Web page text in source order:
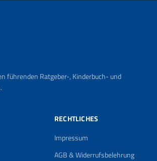
führenden Ratgeber-, Kinderbuch- und
RECHTLICHES
Impressum
AGB & Widerrufsbelehrung